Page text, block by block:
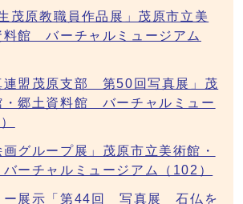
茂原教職員作品展」茂原市立美
料館 バーチャルミュージアム
連盟茂原支部 第50回写真展」茂
・郷土資料館 バーチャルミュー
画グループ展」茂原市立美術館・
ーチャルミュージアム（102）
ー展示「第44回 写真展 石仏を